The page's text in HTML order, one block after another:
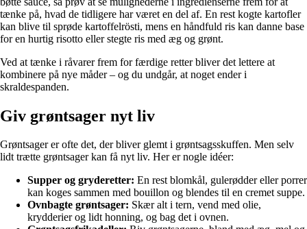
tænke på, hvad de tidligere har været en del af. En rest kogte kartofler
kan blive til sprøde kartoffelrösti, mens en håndfuld ris kan danne base
for en hurtig risotto eller stegte ris med æg og grønt.
Ved at tænke i råvarer frem for færdige retter bliver det lettere at
kombinere på nye måder – og du undgår, at noget ender i
skraldespanden.
Giv grøntsager nyt liv
Grøntsager er ofte det, der bliver glemt i grøntsagsskuffen. Men selv
lidt trætte grøntsager kan få nyt liv. Her er nogle idéer:
Supper og gryderetter: En rest blomkål, gulerødder eller porrer
kan koges sammen med bouillon og blendes til en cremet suppe.
Ovnbagte grøntsager: Skær alt i tern, vend med olie,
krydderier og lidt honning, og bag det i ovnen.